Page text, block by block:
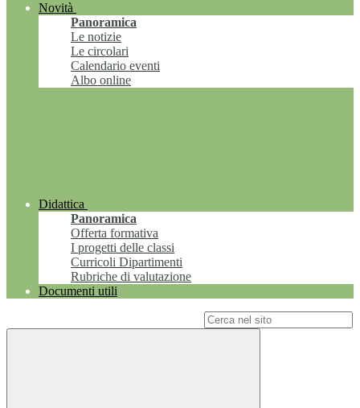
Novità
Panoramica
Le notizie
Le circolari
Calendario eventi
Albo online
Didattica
Panoramica
Offerta formativa
I progetti delle classi
Curricoli Dipartimenti
Rubriche di valutazione
Documenti utili